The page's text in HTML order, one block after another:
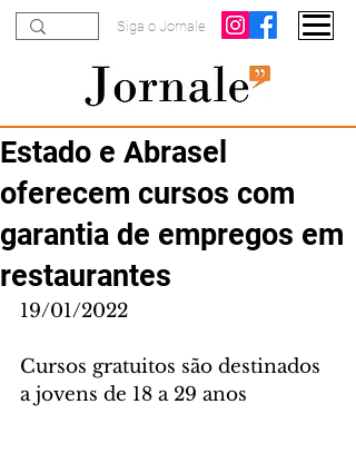
Siga o Jornale
Estado e Abrasel
oferecem cursos com
garantia de empregos em
restaurantes
19/01/2022
Cursos gratuitos são destinados
a jovens de 18 a 29 anos